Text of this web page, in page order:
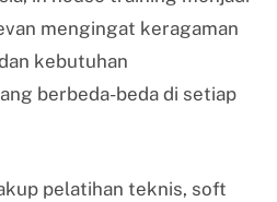
mengingat keragaman
kebutuhan
berbeda-beda di setiap
pelatihan teknis, soft